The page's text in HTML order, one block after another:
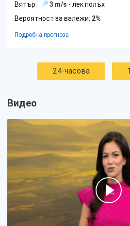
Вятър: 3 m/s - лек полъх
Вероятност за валежи: 2%
Подробна прогноза
24-часова
Видео